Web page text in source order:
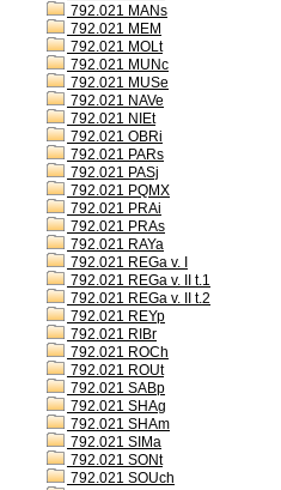
792.021 MANs
792.021 MEM
792.021 MOLt
792.021 MUNc
792.021 MUSe
792.021 NAVe
792.021 NIEt
792.021 OBRi
792.021 PARs
792.021 PASj
792.021 PQMX
792.021 PRAi
792.021 PRAs
792.021 RAYa
792.021 REGa v. I
792.021 REGa v. II t.1
792.021 REGa v. II t.2
792.021 REYp
792.021 RIBr
792.021 ROCh
792.021 ROUt
792.021 SABp
792.021 SHAg
792.021 SHAm
792.021 SIMa
792.021 SONt
792.021 SOUch